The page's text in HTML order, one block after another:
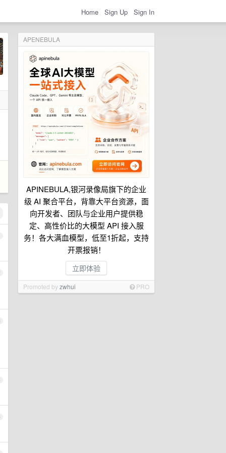
Home Sign Up Sign In
APENEBULA
APINEBULA,银河录像局旗下的企业
级 AI 聚合平台，背靠大平台资源，面
向开发者、团队与企业用户提供稳
定、高性价比的大模型 API 接入服
务！各大满血模型，低至1折起，支持
开票报销！
立即体验
Promoted byzwhui PRO